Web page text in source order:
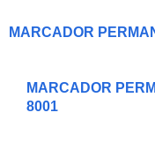
MARCADOR
MARCADOR
8001